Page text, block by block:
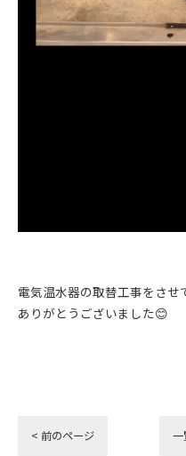
電気温水器の取替工事をさせ
ありがとうございました😊
< 前のページ 一